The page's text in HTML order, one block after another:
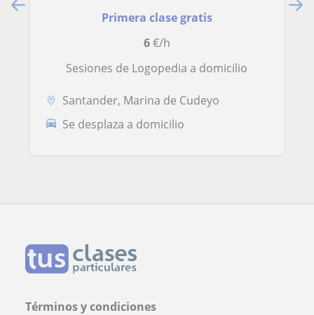
Primera clase gratis
6€/h
Sesiones de Logopedia a domicilio
Santander, Marina de Cudeyo
Se desplaza a domicilio
Términos y condiciones